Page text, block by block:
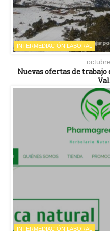
INTERMEDIACIÓN LABORAL
Nuevas ofertas de
INTERMEDIACIÓN LABORAL